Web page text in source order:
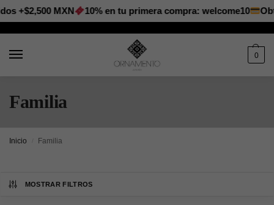
+$2,500 MXN 10% en tu primera compra: welcome10
0
Familia
Inicio Familia
MOSTRAR FILTROS